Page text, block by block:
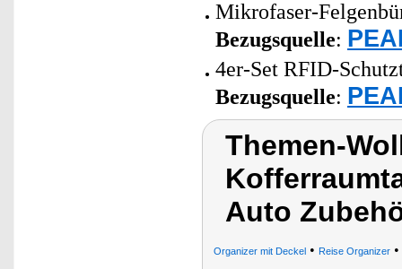
Mikrofaser-
Bezugsquelle:
4er-Set RFID-
Bezugsquelle:
Themen-
Auto
Organizer mit Deckel • Reise Organizer •